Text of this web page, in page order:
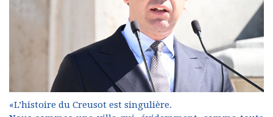
«L’histoire du Creusot est singulière.